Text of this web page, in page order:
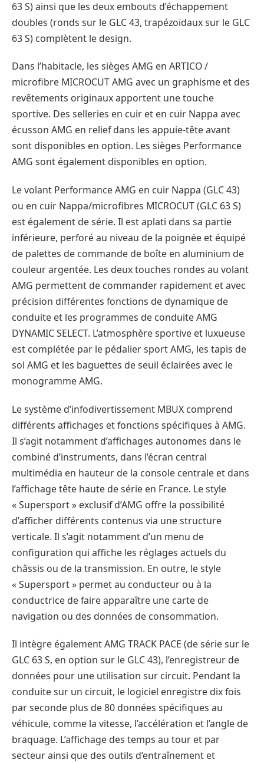
63 S) ainsi que les deux embouts d’échappement
doubles (ronds sur le GLC 43, trapézoïdaux sur le GLC
63 S) complètent le design.
Dans l’habitacle, les sièges AMG en ARTICO /
microfibre MICROCUT AMG avec un graphisme et des
revêtements originaux apportent une touche
sportive. Des selleries en cuir et en cuir Nappa avec
écusson AMG en relief dans les appuie-tête avant
sont disponibles en option. Les sièges Performance
AMG sont également disponibles en option.
Le volant Performance AMG en cuir Nappa (GLC 43)
ou en cuir Nappa/microfibres MICROCUT (GLC 63 S)
est également de série. Il est aplati dans sa partie
inférieure, perforé au niveau de la poignée et équipé
de palettes de commande de boîte en aluminium de
couleur argentée. Les deux touches rondes au volant
AMG permettent de commander rapidement et avec
précision différentes fonctions de dynamique de
conduite et les programmes de conduite AMG
DYNAMIC SELECT. L’atmosphère sportive et luxueuse
est complétée par le pédalier sport AMG, les tapis de
sol AMG et les baguettes de seuil éclairées avec le
monogramme AMG.
Le système d’infodivertissement MBUX comprend
différents affichages et fonctions spécifiques à AMG.
Il s’agit notamment d’affichages autonomes dans le
combiné d’instruments, dans l’écran central
multimédia en hauteur de la console centrale et dans
l’affichage tête haute de série en France. Le style
« Supersport » exclusif d’AMG offre la possibilité
d’afficher différents contenus via une structure
verticale. Il s’agit notamment d’un menu de
configuration qui affiche les réglages actuels du
châssis ou de la transmission. En outre, le style
« Supersport » permet au conducteur ou à la
conductrice de faire apparaître une carte de
navigation ou des données de consommation.
Il intègre également AMG TRACK PACE (de série sur le
GLC 63 S, en option sur le GLC 43), l’enregistreur de
données pour une utilisation sur circuit. Pendant la
conduite sur un circuit, le logiciel enregistre dix fois
par seconde plus de 80 données spécifiques au
véhicule, comme la vitesse, l’accélération et l’angle de
braquage. L’affichage des temps au tour et par
secteur ainsi que des outils d’entraînement et